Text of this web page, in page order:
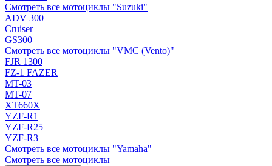
Смотреть все мотоциклы "Suzuki"
ADV 300
Cruiser
GS300
Смотреть все мотоциклы "VMC (Vento)"
FJR 1300
FZ-1 FAZER
MT-03
MT-07
XT660X
YZF-R1
YZF-R25
YZF-R3
Смотреть все мотоциклы "Yamaha"
Смотреть все мотоциклы